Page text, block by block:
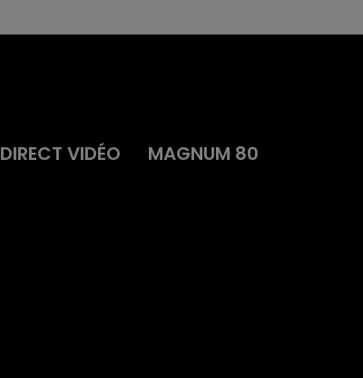
DIRECT VIDÉO
MAGNUM 80